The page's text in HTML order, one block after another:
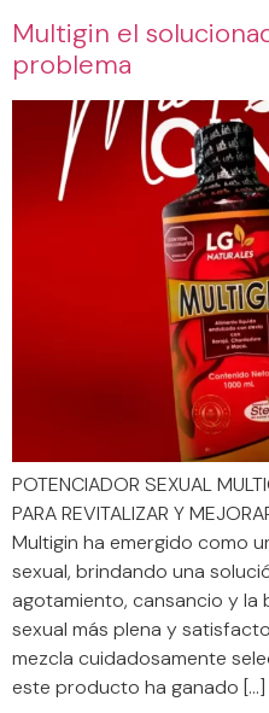
Multigin el
problema
POTENCIADOR SEXUAL
PARA REVITALIZAR Y
Multigin ha emergido como
sexual, brindando una
agotamiento, cansancio y la
sexual más plena y
mezcla cuidadosamente
este producto ha ganado […]